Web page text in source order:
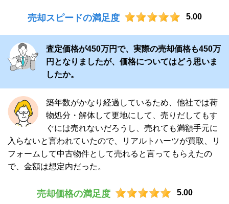
売却スピードの満足度 5.00
査定価格が450万円で、実際の売却価格も450万
円となりましたが、価格についてはどう思いま
したか。
築年数がかなり経過しているため、他社では荷
物処分・解体して更地にして、売りだしてもす
ぐには売れないだろうし、売れても満額手元に
入らないと言われていたので、リアルトハーツが買取、リ
フォームして中古物件として売れると言ってもらえたの
で、金額は想定内だった。
売却価格の満足度 5.00